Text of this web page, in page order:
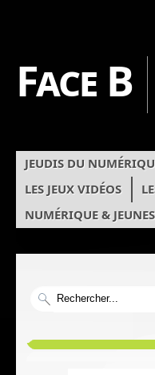
Face B
JEUDIS DU
LES JEUX VIDÉOS
NUMÉRIQUE &